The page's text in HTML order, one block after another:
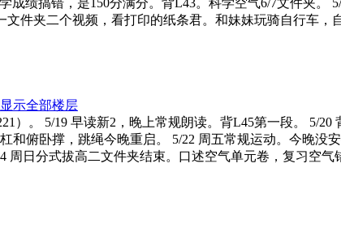
件夹二个视频，看打印的纸条君。和妹妹玩骑自行车，
显示全部楼层
）。 5/19 早读新2，晚上常规朗读。背L45第一段。 5/
和俯卧撑，跳绳今晚重启。 5/22 周五常规运动。今晚没
周日分式拔高二文件夹结束。口述空气单元卷，复习空